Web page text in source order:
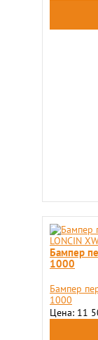
Бампер
1000
Бампер
1000
Цена: 11